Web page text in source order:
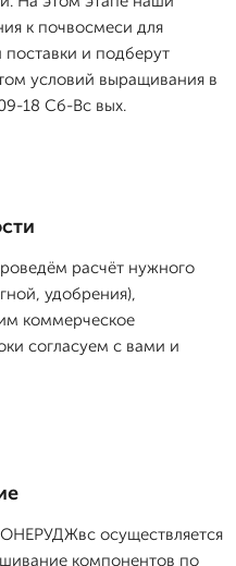
к почвосмеси для
поставки и подберут
условий выращивания в
18 Сб-Вс вых.
расчёт нужного
удобрения),
коммерческое
согласуем с вами и
осуществляется
компонентов по